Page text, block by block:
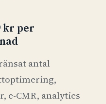
kr per
antal
e-CMR, analytics